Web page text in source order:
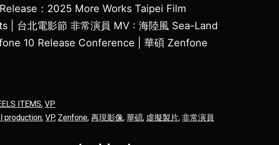
：2025 More Works Taipei Film
| 台北電影節 非常演員 MV : 海陸風 Sea-Land
10 Release Conference | 華碩 Zenfone
ITEMS, VP
production, VP, Zenfone, 再現影像, 華碩, 虛擬製片, 非常演員